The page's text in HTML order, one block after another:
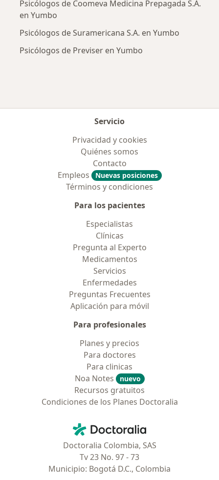
Psicólogos de Coomeva Medicina Prepagada S.A.
en Yumbo
Psicólogos de Suramericana S.A. en Yumbo
Psicólogos de Previser en Yumbo
Servicio
Privacidad y cookies
Quiénes somos
Contacto
Empleos
Nuevas posiciones
Términos y condiciones
Para los pacientes
Especialistas
Clínicas
Pregunta al Experto
Medicamentos
Servicios
Enfermedades
Preguntas Frecuentes
Aplicación para móvil
Para profesionales
Planes y precios
Para doctores
Para clinicas
Noa Notes
nuevo
Recursos gratuitos
Condiciones de los Planes Doctoralia
Doctoralia - Página de inicio
Doctoralia Colombia, SAS
Tv 23 No. 97 - 73
Municipio: Bogotá D.C., Colombia